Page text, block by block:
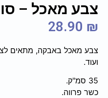
צבע מאכל –
28.90 ₪
צבע מאכל באבקה, מתאים
ועוד.
35 סמ"ק.
כשר פרווה.